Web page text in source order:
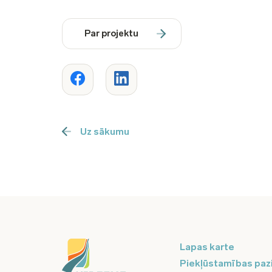
Par projektu
Uz sākumu
Lapas karte
Piekļūstamības